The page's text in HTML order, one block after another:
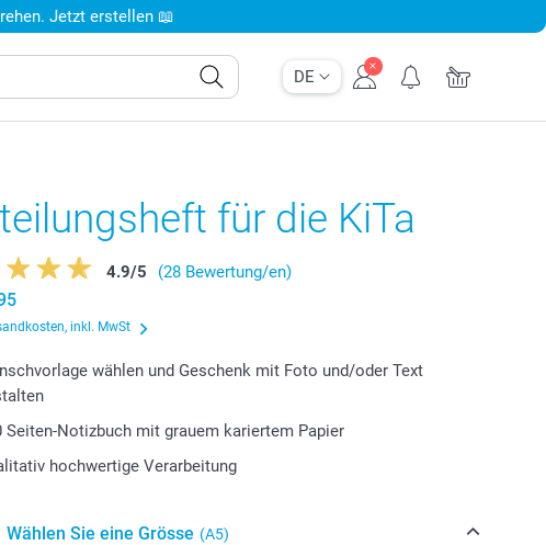
DE
Jetzt erstellen 📖
für die KiTa
4.9/5
(28 Bewertung/en)
inkl. MwSt
wählen und Geschenk mit Foto und/oder Text
Seiten-Notizbuch mit grauem kariertem Papier
hochwertige Verarbeitung
Wählen Sie eine Grösse (A5)